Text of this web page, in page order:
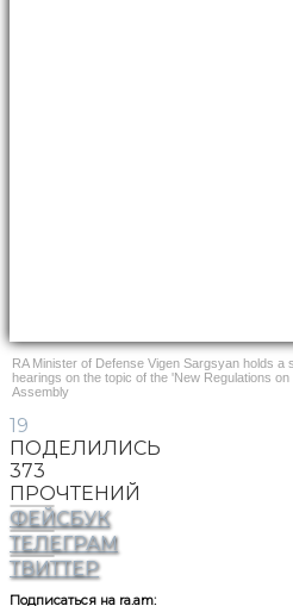
RA Minister of Defense Vigen Sargsyan holds
hearings on the topic of the 'New Regulations
Assembly
19
ПОДЕЛИЛИСЬ
373
ПРОЧТЕНИЙ
ФЕЙСБУК
ТЕЛЕГРАМ
ТВИТТЕР
Подписаться на ra.am: